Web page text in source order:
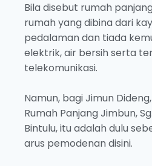
Bila disebut rumah
rumah yang dibina dari
pedalaman dan tiada
elektrik, air bersih serta
telekomunikasi.
Namun, bagi Jimun
Rumah Panjang Jimbun,
Bintulu, itu adalah dulu
arus pemodenan disini.